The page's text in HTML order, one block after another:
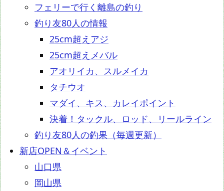
フェリーで行く離島の釣り
釣り友80人の情報
25cm超えアジ
25cm超えメバル
アオリイカ、スルメイカ
タチウオ
マダイ、キス、カレイポイント
決着！タックル、ロッド、リールライン
釣り友80人の釣果（毎週更新）
新店OPEN＆イベント
山口県
岡山県